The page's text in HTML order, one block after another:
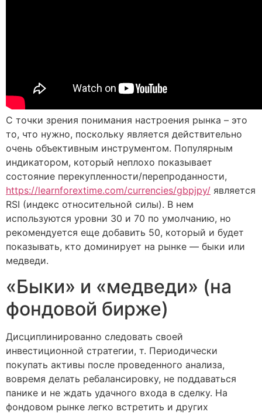
С точки зрения понимания настроения рынка – это
то, что нужно, поскольку является действительно
очень объективным инструментом. Популярным
индикатором, который неплохо показывает
состояние перекупленности/перепроданности,
https://learnforextime.com/currencies/gbpjpy/ является
RSI (индекс относительной силы). В нем
используются уровни 30 и 70 по умолчанию, но
рекомендуется еще добавить 50, который и будет
показывать, кто доминирует на рынке — быки или
медведи.
«Быки» и «медведи» (на
фондовой бирже)
Дисциплинированно следовать своей
инвестиционной стратегии, т. Периодически
покупать активы после проведенного анализа,
вовремя делать ребалансировку, не поддаваться
панике и не ждать удачного входа в сделку. На
фондовом рынке легко встретить и других